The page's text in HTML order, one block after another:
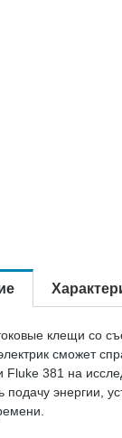
клещи со
сможет
381 на
подачу энергии,